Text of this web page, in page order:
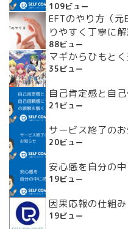
109ビュー
EFTのやり方（
りやすく丁寧に解
88ビュー
マギからひもと
35ビュー
自己肯定感と自
21ビュー
サービス終了の
20ビュー
安心感を自分の
19ビュー
因果応報の仕組み
19ビュー